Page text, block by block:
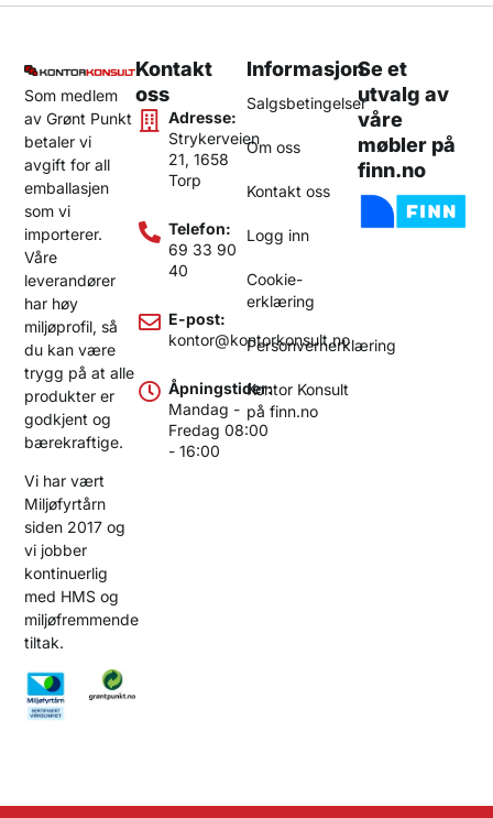
Som medlem
av Grønt Punkt
betaler vi
avgift for all
emballasjen
som vi
importerer.
Våre
leverandører
har høy
miljøprofil, så
du kan være
trygg på at alle
produkter er
godkjent og
bærekraftige.
Vi har vært
Miljøfyrtårn
siden 2017 og
vi jobber
kontinuerlig
med HMS og
miljøfremmende
tiltak.
Kontakt
oss
Adresse:
Strykerveien
21, 1658
Torp
Telefon:
69 33 90
40
E-post:
kontor@kontorkonsult.no
Åpningstider:
Mandag -
Fredag 08:00
- 16:00
Informasjon
Salgsbetingelser
Om oss
Kontakt oss
Logg inn
Cookie-
erklæring
Personvernerklæring
Kontor Konsult
på finn.no
Se et
utvalg av
våre
møbler på
finn.no